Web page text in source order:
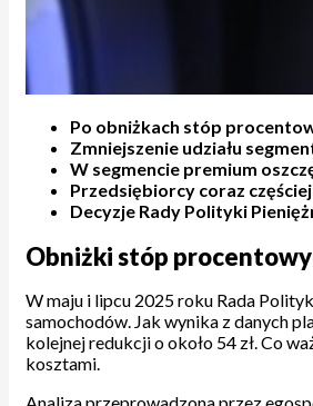
Po obniżkach stóp
Zmniejszenie udziału
W segmencie premium
Przedsiębiorcy coraz
Decyzje Rady Polityki
Obniżki stóp
W maju i lipcu 2025 roku Rada
samochodów. Jak wynika z danych
kolejnej redukcji o około 54 zł. Co
kosztami.